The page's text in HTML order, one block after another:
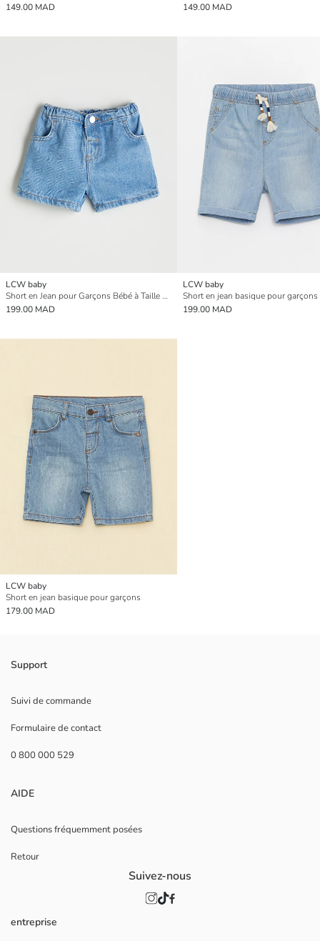
149.00 MAD
149.00 MAD
LCW baby
Short en Jean pour Garçons Bébé à Taille Élastiquée
199.00 MAD
LCW baby
Short en jean basique pour garçons
199.00 MAD
LCW baby
Short en jean basique pour garçons
179.00 MAD
Support
Suivi de commande
Formulaire de contact
0 800 000 529
AIDE
Questions fréquemment posées
Retour
entreprise
Suivez-nous